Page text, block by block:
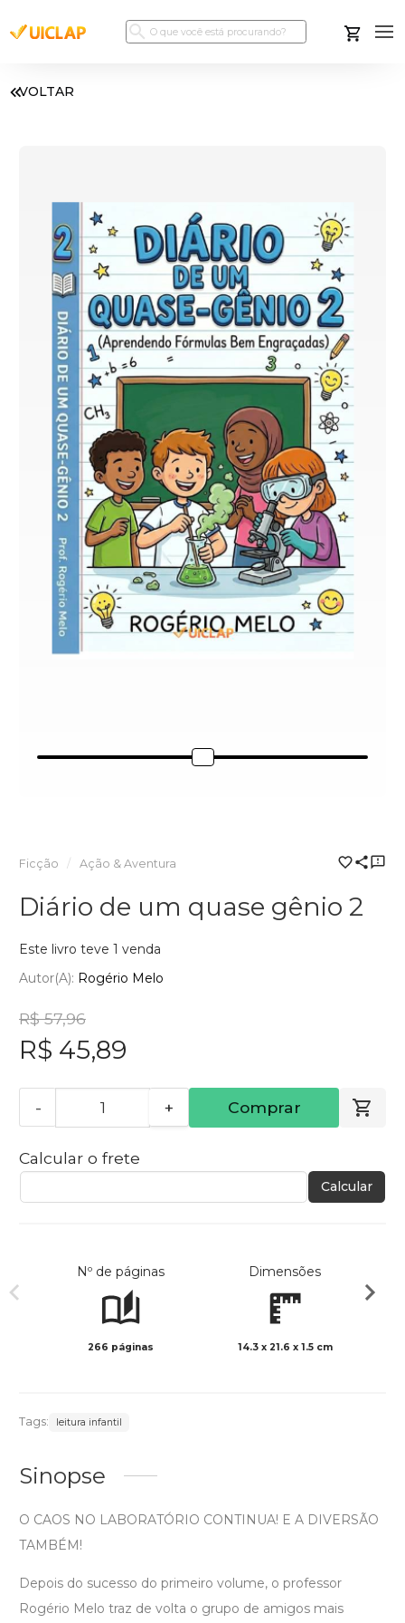
VOLTAR
Ficção Ação & Aventura
Diário de um quase gênio 2
Este livro teve 1 venda
Autor(a): Rogério Melo
R$ 57,96
R$ 45,89
- + Comprar
Calcular o frete
Calcular
Nº de páginas
266 páginas
Dimensões
14.3 x 21.6 x 1.5 cm
Tags: leitura infantil
Sinopse
O CAOS NO LABORATÓRIO CONTINUA! E A DIVERSÃO
TAMBÉM!
Depois do sucesso do primeiro volume, o professor
Rogério Melo traz de volta o grupo de amigos mais